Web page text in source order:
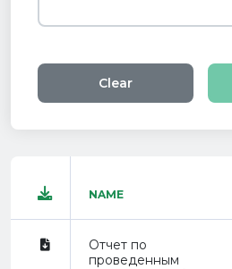
Clear
NAME
Отчет по
проведенным